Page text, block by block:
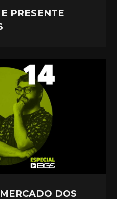
PRESENTE
DOS